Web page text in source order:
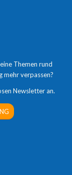
Themen rund
verpassen?
Newsletter an.